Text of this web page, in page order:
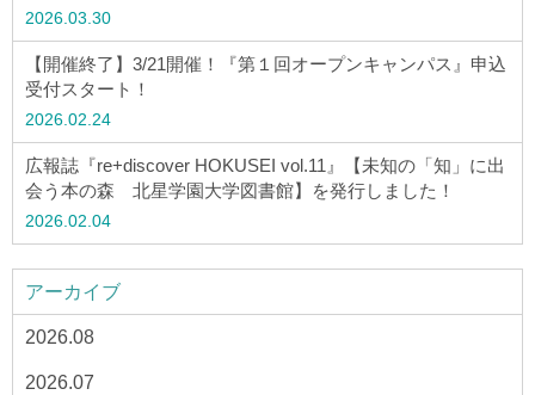
2026.03.30
【開催終了】3/21開催！『第１回オープンキャンパス』申込
受付スタート！
2026.02.24
広報誌『re+discover HOKUSEI vol.11』【未知の「知」に出
会う本の森 北星学園大学図書館】を発行しました！
2026.02.04
アーカイブ
2026.08
2026.07